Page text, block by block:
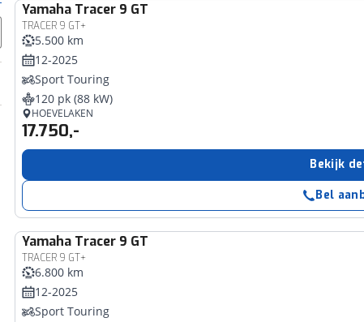
Yamaha Tracer 9 GT
TRACER 9 GT+
5.500 km
12-2025
Sport Touring
120 pk (88 kW)
HOEVELAKEN
17.750,-
Bekijk
Bel
Yamaha Tracer 9 GT
TRACER 9 GT+
6.800 km
12-2025
Sport Touring